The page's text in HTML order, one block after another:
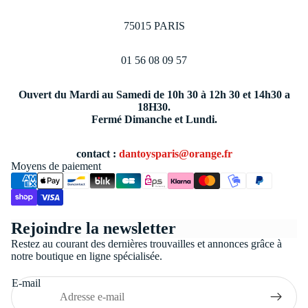
75015 PARIS
01 56 08 09 57
Ouvert du Mardi au Samedi de 10h 30 à 12h 30 et 14h30 a
18H30.
Fermé Dimanche et Lundi.
contact : dantoysparis@orange.fr
Moyens de paiement
Rejoindre la newsletter
Restez au courant des dernières trouvailles et annonces grâce à
notre boutique en ligne spécialisée.
E-mail
Conditions générales de vente
Coordonnées
Politique d’expédition